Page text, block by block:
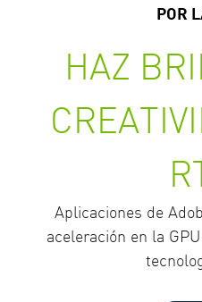
POR
HAZ
Aplicaciones de
aceleración en la